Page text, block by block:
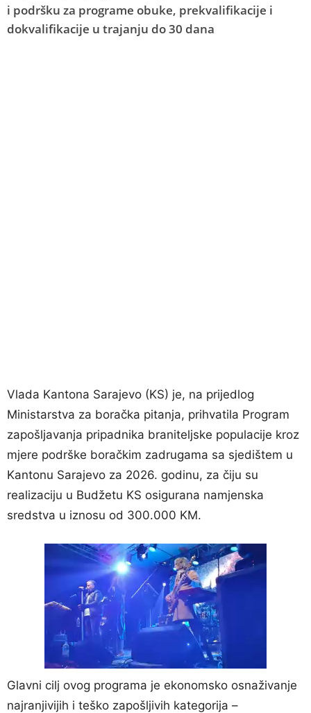
i podršku za programe obuke, prekvalifikacije i
dokvalifikacije u trajanju do 30 dana
Vlada Kantona Sarajevo (KS) je, na prijedlog
Ministarstva za boračka pitanja, prihvatila Program
zapošljavanja pripadnika braniteljske populacije kroz
mjere podrške boračkim zadrugama sa sjedištem u
Kantonu Sarajevo za 2026. godinu, za čiju su
realizaciju u Budžetu KS osigurana namjenska
sredstva u iznosu od 300.000 KM.
Glavni cilj ovog programa je ekonomsko osnaživanje
najranjivijih i teško zapošljivih kategorija –